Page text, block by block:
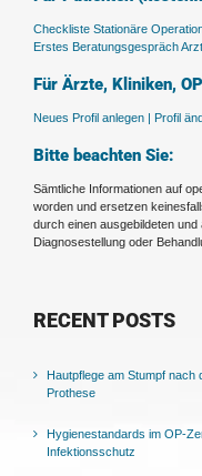
Checkliste Stationäre
Erstes Beratungsgespräch
Für Ärzte, Kliniken,
Neues Profil anlegen | Profil
Bitte beachten Sie:
Sämtliche Informationen auf
worden und ersetzen
durch einen ausgebildeten
Diagnosestellung oder
RECENT POSTS
Hautpflege am Stumpf nach
Prothese
Hygienestandards im OP-
Infektionsschutz